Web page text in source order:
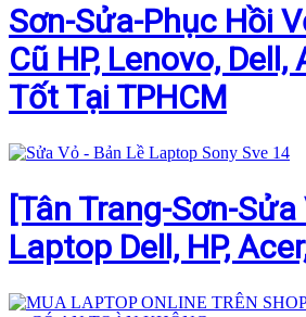
Sơn-Sửa-Phục Hồi
Cũ HP, Lenovo, Dell,
Tốt Tại TPHCM
[Tân Trang-Sơn-Sửa
Laptop Dell, HP,